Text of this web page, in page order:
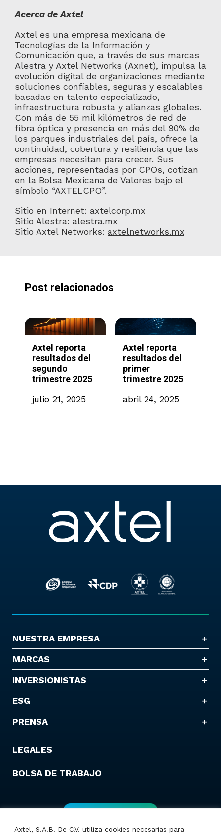
Axtel, S.A.B. De C.V. utiliza cookies necesarias para
Acerca de Axtel
Axtel es una empresa mexicana de
Tecnologías de la Información y
Comunicación que, a través de sus marcas
Alestra y Axtel Networks (Axnet), impulsa la
evolución digital de organizaciones mediante
soluciones confiables, seguras y escalables
basadas en talento especializado,
infraestructura robusta y alianzas globales.
Con más de 55 mil kilómetros de red de
fibra óptica y presencia en más del 90% de
los parques industriales del país, ofrece la
continuidad, cobertura y resiliencia que las
empresas necesitan para crecer. Sus
acciones, representadas por CPOs, cotizan
en la Bolsa Mexicana de Valores bajo el
símbolo “AXTELCPO”.
Sitio en Internet: axtelcorp.mx
Sitio Alestra: alestra.mx
Sitio Axtel Networks: axtelnetworks.mx
Post relacionados
Axtel reporta
resultados del
segundo
trimestre 2025
julio 21, 2025
Axtel reporta
resultados del
primer
trimestre 2025
abril 24, 2025
NUESTRA EMPRESA
MARCAS
INVERSIONISTAS
ESG
PRENSA
LEGALES
BOLSA DE TRABAJO